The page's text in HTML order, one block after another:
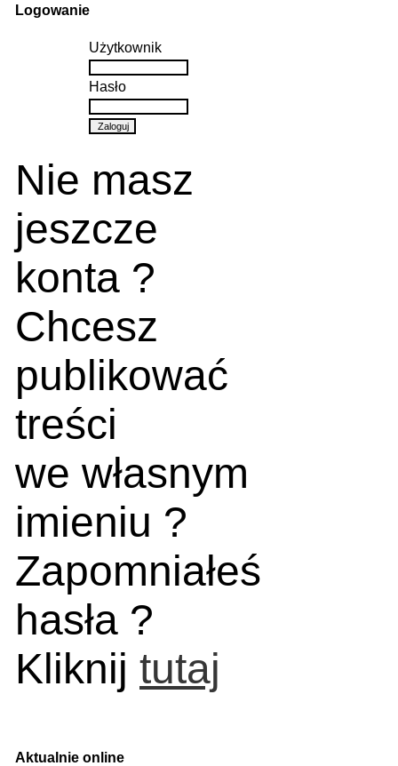
Logowanie
Użytkownik
Hasło
Nie masz
jeszcze
konta ?
Chcesz
publikować
treści
we własnym
imieniu ?
Zapomniałeś
hasła ?
Kliknij tutaj
Aktualnie online